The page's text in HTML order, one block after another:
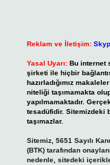
Reklam ve İletişim:
Yasal Uyarı: Bu internet
şirketi ile hiçbir
hazırladığımız
niteliği taşımamakta
yapılmamaktadır.
tesadüfidir. Sitemizdeki
taşımazlar.
Sitemiz, 5651 Sayılı
(BTK) tarafından
nedenle, sitedeki